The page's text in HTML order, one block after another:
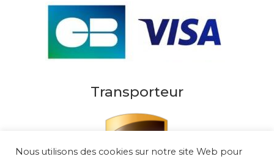
Transporteur
Nous utilisons des cookies sur notre site Web pour